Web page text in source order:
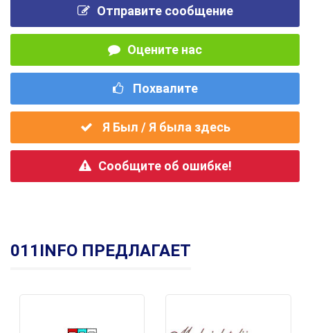
Отправите сообщение
Оцените нас
Похвалите
Я Был / Я была здесь
Сообщите об ошибке!
011INFO ПРЕДЛАГАЕТ